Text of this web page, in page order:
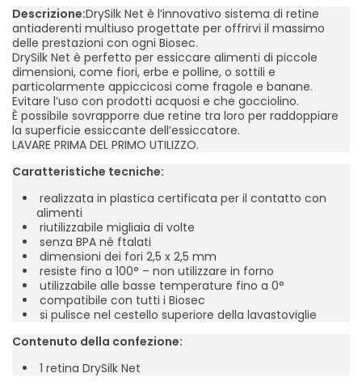
Descrizione:DrySilk Net è l’innovativo sistema di retine
antiaderenti multiuso progettate per offrirvi il massimo
delle prestazioni con ogni Biosec.
DrySilk Net è perfetto per essiccare alimenti di piccole
dimensioni, come fiori, erbe e polline, o sottili e
particolarmente appiccicosi come fragole e banane.
Evitare l’uso con prodotti acquosi e che gocciolino.
È possibile sovrapporre due retine tra loro per raddoppiare
la superficie essiccante dell’essiccatore.
LAVARE PRIMA DEL PRIMO UTILIZZO.
Caratteristiche tecniche:
realizzata in plastica certificata per il contatto con
alimenti
riutilizzabile migliaia di volte
senza BPA né ftalati
dimensioni dei fori 2,5 x 2,5 mm
resiste fino a 100° – non utilizzare in forno
utilizzabile alle basse temperature fino a 0°
compatibile con tutti i Biosec
si pulisce nel cestello superiore della lavastoviglie
Contenuto della confezione:
1 retina DrySilk Net